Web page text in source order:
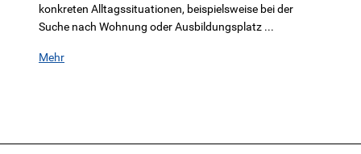
konkreten Alltagssituationen, beispielsweise bei der
Suche nach Wohnung oder Ausbildungsplatz ...
Mehr